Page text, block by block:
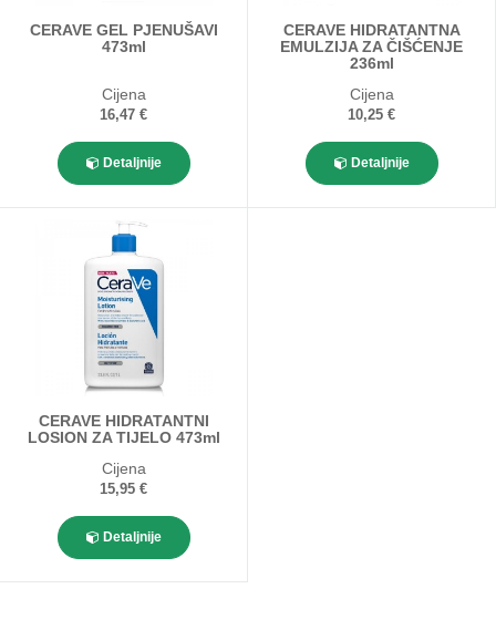
CERAVE GEL PJENUŠAVI
473ml
Cijena
16,47 €
Detaljnije
CERAVE HIDRATANTNA
EMULZIJA ZA ČIŠĆENJE
236ml
Cijena
10,25 €
Detaljnije
CERAVE HIDRATANTNI
LOSION ZA TIJELO 473ml
Cijena
15,95 €
Detaljnije